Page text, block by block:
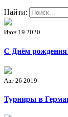
Найти:
Июн 19 2020
С Днём
Авг 26 2019
Турниры в